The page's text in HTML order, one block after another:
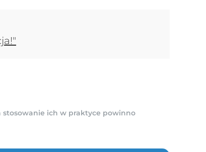
stosowanie ich w praktyce powinno